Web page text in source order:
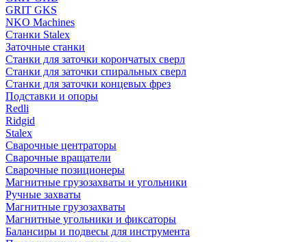
GRIT GKS
NKO Machines
Станки Stalex
Заточные станки
Станки для заточки корончатых сверл
Станки для заточки спиральных сверл
Станки для заточки концевых фрез
Подставки и опоры
Redli
Ridgid
Stalex
Сварочные центраторы
Сварочные вращатели
Сварочные позиционеры
Магнитные грузозахваты и угольники
Ручные захваты
Магнитные грузозахваты
Магнитные угольники и фиксаторы
Балансиры и подвесы для инструмента